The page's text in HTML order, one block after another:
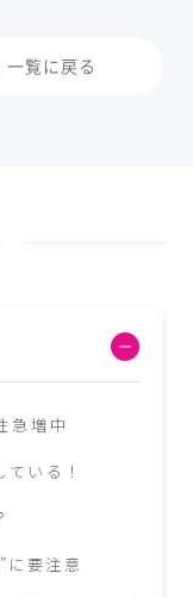
一覧に戻る
急増中
いる！
に要注意